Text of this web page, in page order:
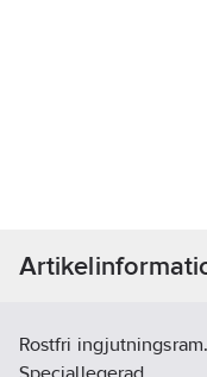
Rostfri ingjutningsram.